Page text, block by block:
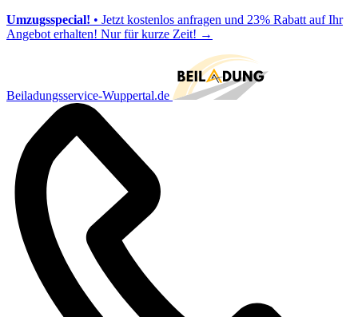
Umzugsspecial! • Jetzt kostenlos anfragen und 23% Rabatt auf Ihr
Angebot erhalten! Nur für kurze Zeit! →
Beiladungsservice-Wuppertal.de